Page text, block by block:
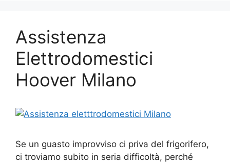
Assistenza
Elettrodomestici
Hoover Milano
Se un guasto improvviso ci priva del frigorifero,
ci troviamo subito in seria difficoltà, perché